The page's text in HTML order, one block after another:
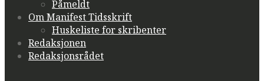
Påmeldt
Om Manifest Tidsskrift
Huskeliste for skribenter
Redaksjonen
Redaksjonsrådet